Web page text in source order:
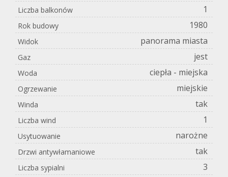
Liczba balkonów 1
Rok budowy 1980
Widok panorama miasta
Gaz jest
Woda ciepła - miejska
Ogrzewanie miejskie
Winda tak
Liczba wind 1
Usytuowanie narożne
Drzwi antywłamaniowe tak
Liczba sypialni 3